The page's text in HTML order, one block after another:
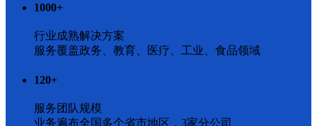
1000+
行业成熟解决方案
服务覆盖政务、教育、医疗、工业、食品领域
120+
服务团队规模
业务遍布全国多个省市地区，3家分公司